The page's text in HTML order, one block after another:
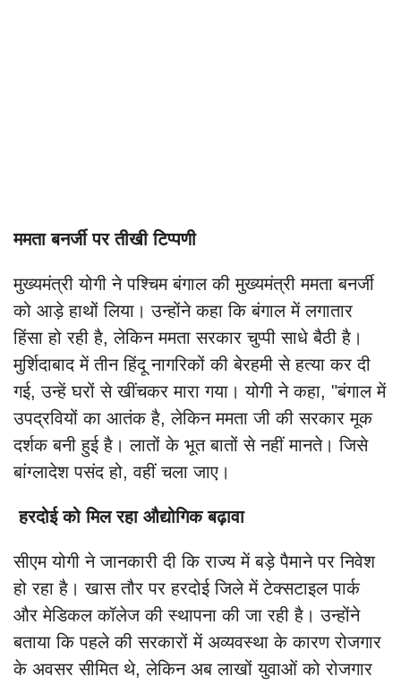
ममता बनर्जी पर तीखी टिप्पणी
मुख्यमंत्री योगी ने पश्चिम बंगाल की मुख्यमंत्री ममता बनर्जी
को आड़े हाथों लिया। उन्होंने कहा कि बंगाल में लगातार
हिंसा हो रही है, लेकिन ममता सरकार चुप्पी साधे बैठी है।
मुर्शिदाबाद में तीन हिंदू नागरिकों की बेरहमी से हत्या कर दी
गई, उन्हें घरों से खींचकर मारा गया। योगी ने कहा, "बंगाल में
उपद्रवियों का आतंक है, लेकिन ममता जी की सरकार मूक
दर्शक बनी हुई है। लातों के भूत बातों से नहीं मानते। जिसे
बांग्लादेश पसंद हो, वहीं चला जाए।
हरदोई को मिल रहा औद्योगिक बढ़ावा
सीएम योगी ने जानकारी दी कि राज्य में बड़े पैमाने पर निवेश
हो रहा है। खास तौर पर हरदोई जिले में टेक्सटाइल पार्क
और मेडिकल कॉलेज की स्थापना की जा रही है। उन्होंने
बताया कि पहले की सरकारों में अव्यवस्था के कारण रोजगार
के अवसर सीमित थे, लेकिन अब लाखों युवाओं को रोजगार